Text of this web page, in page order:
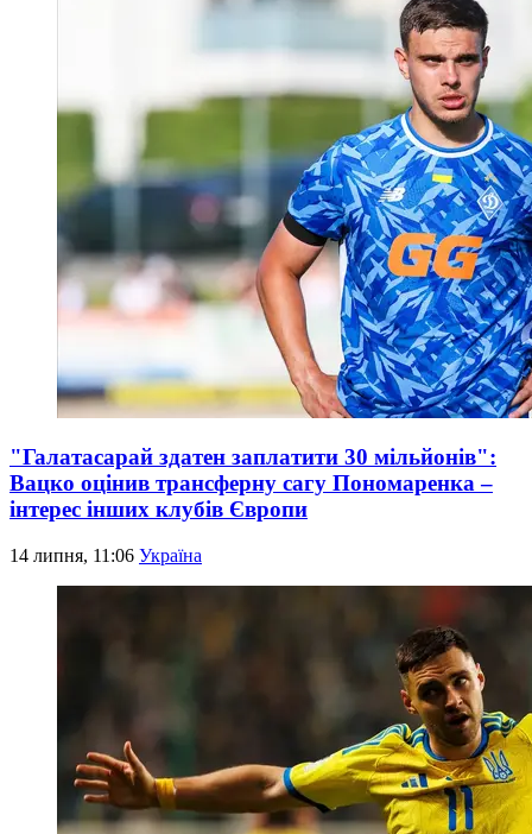
"Галатасарай здатен заплатити 30 мільйонів":
Вацко оцінив трансферну сагу Пономаренка –
інтерес інших клубів Європи
14 липня, 11:06 Україна